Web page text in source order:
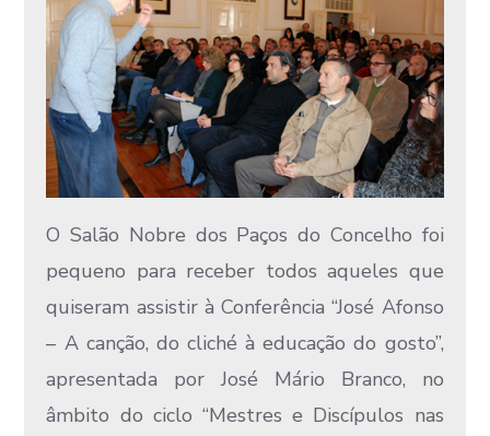
O Salão Nobre dos Paços do Concelho foi
pequeno para receber todos aqueles que
quiseram assistir à Conferência “José Afonso
– A canção, do cliché à educação do gosto”,
apresentada por José Mário Branco, no
âmbito do ciclo “Mestres e Discípulos nas